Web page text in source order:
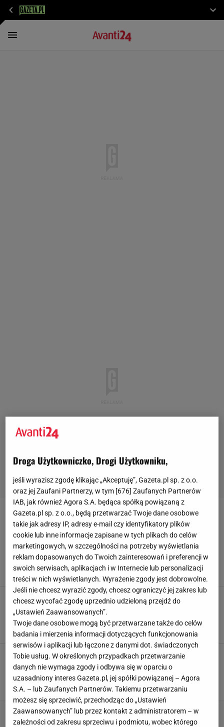
LPPRESERVED
Zakochałam się w ciepłej oliwce na jesień. Ten
kolor obłędnie wygląda na brunetkach i
szatynkach
Marta Podściańska, 1 SIERPNIA 2026, 09:26
Maja Bohosiewicz pokazała najmodniejszą
koszulę końcówki lata. Błękitny oversize robi
efekt
Marta Podściańska,1 SIERPNIA 2026, 08:11
Reserved przecenia swetry z moherem.
Puszyste modele jak chmurka kupisz teraz
taniej
Marta Podściańska,31 LIPCA 2026, 17:24
Droga Użytkowniczko, Drogi Użytkowniku,
jeśli wyrazisz zgodę klikając „Akceptuję”, Gazeta.pl sp. z o.o.
oraz jej Zaufani Partnerzy, w tym [676] Zaufanych Partnerów
IAB, jak również Agora S.A. będąca spółką powiązaną z
Gazeta.pl sp. z o.o., będą przetwarzać Twoje dane osobowe
takie jak adresy IP, adresy e-mail czy identyfikatory plików
cookie lub inne informacje zapisane w tych plikach do celów
marketingowych, w szczególności na potrzeby wyświetlania
reklam dopasowanych do Twoich zainteresowań i preferencji w
swoich serwisach, aplikacjach i w Internecie lub personalizacji
treści w nich wyświetlanych. Wyrażenie zgody jest dobrowolne.
Jeśli nie chcesz wyrazić zgody, chcesz ograniczyć jej zakres lub
chcesz wycofać zgodę uprzednio udzieloną przejdź do
„Ustawień Zaawansowanych”.
Twoje dane osobowe mogą być przetwarzane także do celów
badania i mierzenia informacji dotyczących funkcjonowania
serwisów i aplikacji lub łączone z danymi dot. świadczonych
Tobie usług. W określonych przypadkach przetwarzanie
danych nie wymaga zgody i odbywa się w oparciu o
uzasadniony interes Gazeta.pl, jej spółki powiązanej – Agora
S.A. – lub Zaufanych Partnerów. Takiemu przetwarzaniu
możesz się sprzeciwić, przechodząc do „Ustawień
Zaawansowanych” lub przez kontakt z administratorem – w
zależności od zakresu sprzeciwu i podmiotu, wobec którego